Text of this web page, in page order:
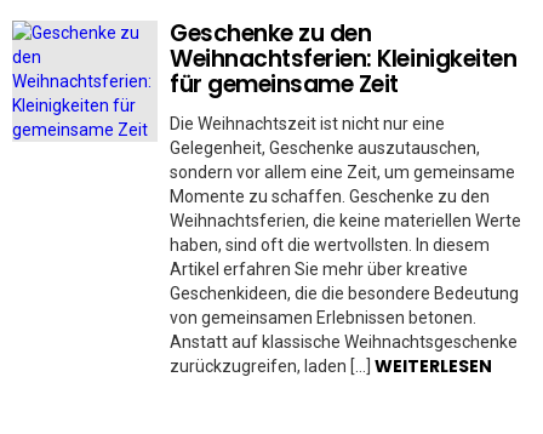
Geschenke zu den
Weihnachtsferien: Kleinigkeiten
für gemeinsame Zeit
Die Weihnachtszeit ist nicht nur eine
Gelegenheit, Geschenke auszutauschen,
sondern vor allem eine Zeit, um gemeinsame
Momente zu schaffen. Geschenke zu den
Weihnachtsferien, die keine materiellen Werte
haben, sind oft die wertvollsten. In diesem
Artikel erfahren Sie mehr über kreative
Geschenkideen, die die besondere Bedeutung
von gemeinsamen Erlebnissen betonen.
Anstatt auf klassische Weihnachtsgeschenke
zurückzugreifen, laden […] WEITERLESEN